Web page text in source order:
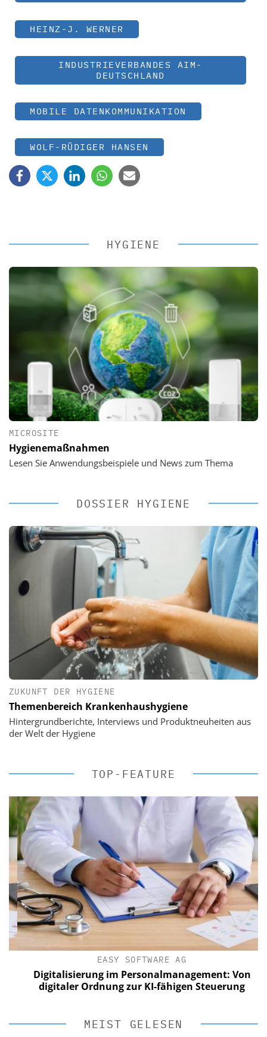
HEINZ-J. WERNER
INDUSTRIEVERBANDES AIM-
DEUTSCHLAND
MOBILE DATENKOMMUNIKATION
WOLF-RÜDIGER HANSEN
HYGIENE
MICROSITE
Hygienemaßnahmen
Lesen Sie Anwendungsbeispiele und News zum Thema
DOSSIER HYGIENE
ZUKUNFT DER HYGIENE
Themenbereich Krankenhaushygiene
Hintergrundberichte, Interviews und Produktneuheiten aus
der Welt der Hygiene
TOP-FEATURE
EASY SOFTWARE AG
Digitalisierung im Personalmanagement: Von
digitaler Ordnung zur KI-fähigen Steuerung
MEIST GELESEN